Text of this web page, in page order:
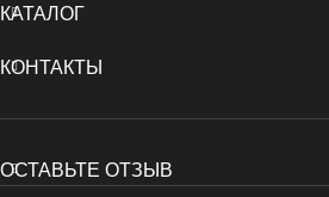
КАТАЛОГ
КОНТАКТЫ
ОСТАВЬТЕ ОТЗЫВ